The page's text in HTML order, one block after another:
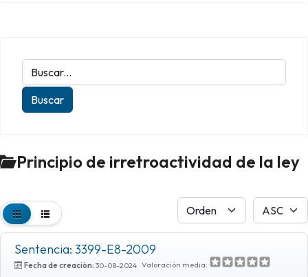
Principio de irretroactividad de la ley
Sentencia: 3399-E8-2009
Fecha de creación: 30-08-2024 Valoración media: